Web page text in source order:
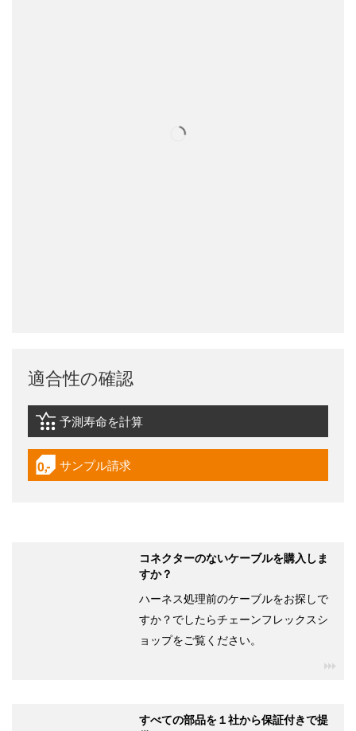
適合性の確認
igus-icon-lebensdauerrechner
予測寿命を計算
igus-icon-gratismuster
サンプル請求
コネクターのないケーブルを購入しま
すか？
ハーネス処理前のケーブルをお探しで
すか？でしたらチェーンフレックスシ
ョップをご覧ください。
すべての部品を１社から保証付きで提